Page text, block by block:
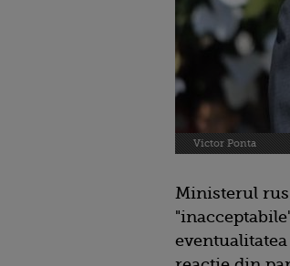
Victor Ponta
Ministerul rus